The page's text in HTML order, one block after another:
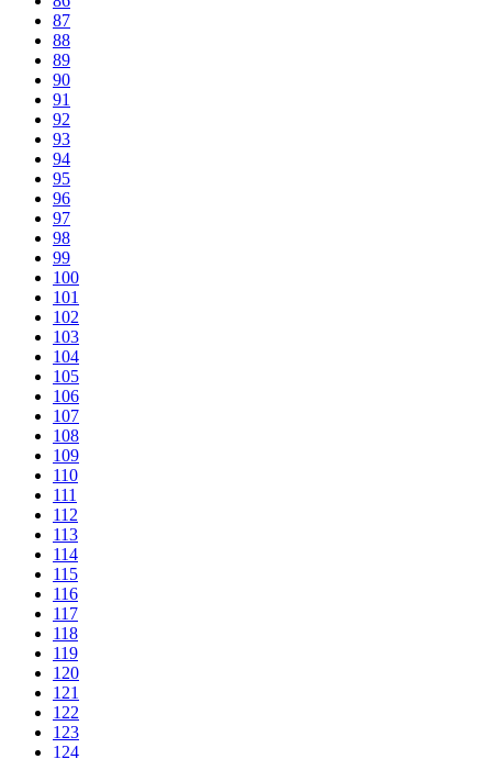
87
88
89
90
91
92
93
94
95
96
97
98
99
100
101
102
103
104
105
106
107
108
109
110
111
112
113
114
115
116
117
118
119
120
121
122
123
124